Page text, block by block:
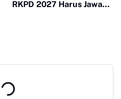
RKPD 2027 Harus Jawab